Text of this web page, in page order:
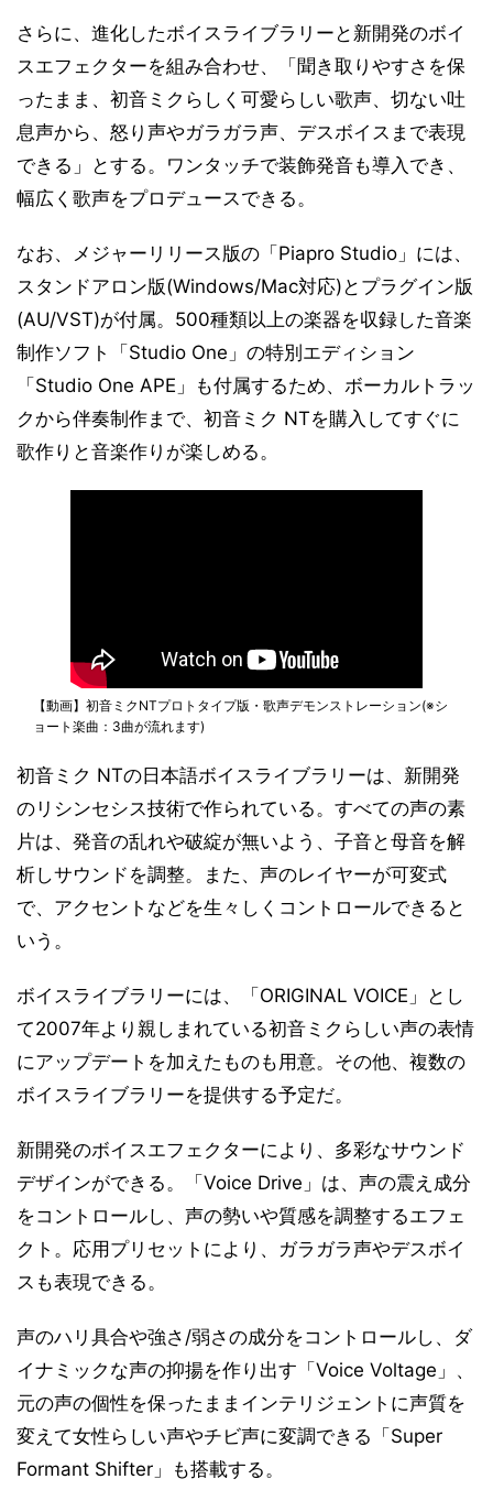
さらに、進化したボイスライブラリーと新開発のボイ
スエフェクターを組み合わせ、「聞き取りやすさを保
ったまま、初音ミクらしく可愛らしい歌声、切ない吐
息声から、怒り声やガラガラ声、デスボイスまで表現
できる」とする。ワンタッチで装飾発音も導入でき、
幅広く歌声をプロデュースできる。
なお、メジャーリリース版の「Piapro Studio」には、
スタンドアロン版(Windows/Mac対応)とプラグイン版
(AU/VST)が付属。500種類以上の楽器を収録した音楽
制作ソフト「Studio One」の特別エディション
「Studio One APE」も付属するため、ボーカルトラッ
クから伴奏制作まで、初音ミク NTを購入してすぐに
歌作りと音楽作りが楽しめる。
【動画】初音ミクNTプロトタイプ版・歌声デモンストレーション(※シ
ョート楽曲：3曲が流れます)
初音ミク NTの日本語ボイスライブラリーは、新開発
のリシンセシス技術で作られている。すべての声の素
片は、発音の乱れや破綻が無いよう、子音と母音を解
析しサウンドを調整。また、声のレイヤーが可変式
で、アクセントなどを生々しくコントロールできると
いう。
ボイスライブラリーには、「ORIGINAL VOICE」とし
て2007年より親しまれている初音ミクらしい声の表情
にアップデートを加えたものも用意。その他、複数の
ボイスライブラリーを提供する予定だ。
新開発のボイスエフェクターにより、多彩なサウンド
デザインができる。「Voice Drive」は、声の震え成分
をコントロールし、声の勢いや質感を調整するエフェ
クト。応用プリセットにより、ガラガラ声やデスボイ
スも表現できる。
声のハリ具合や強さ/弱さの成分をコントロールし、ダ
イナミックな声の抑揚を作り出す「Voice Voltage」、
元の声の個性を保ったままインテリジェントに声質を
変えて女性らしい声やチビ声に変調できる「Super
Formant Shifter」も搭載する。